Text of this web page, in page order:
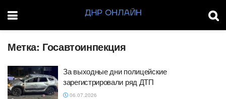
Метка: Госавтоинпекция
За выходные дни полицейские
зарегистрировали ряд ДТП
06.07.2026